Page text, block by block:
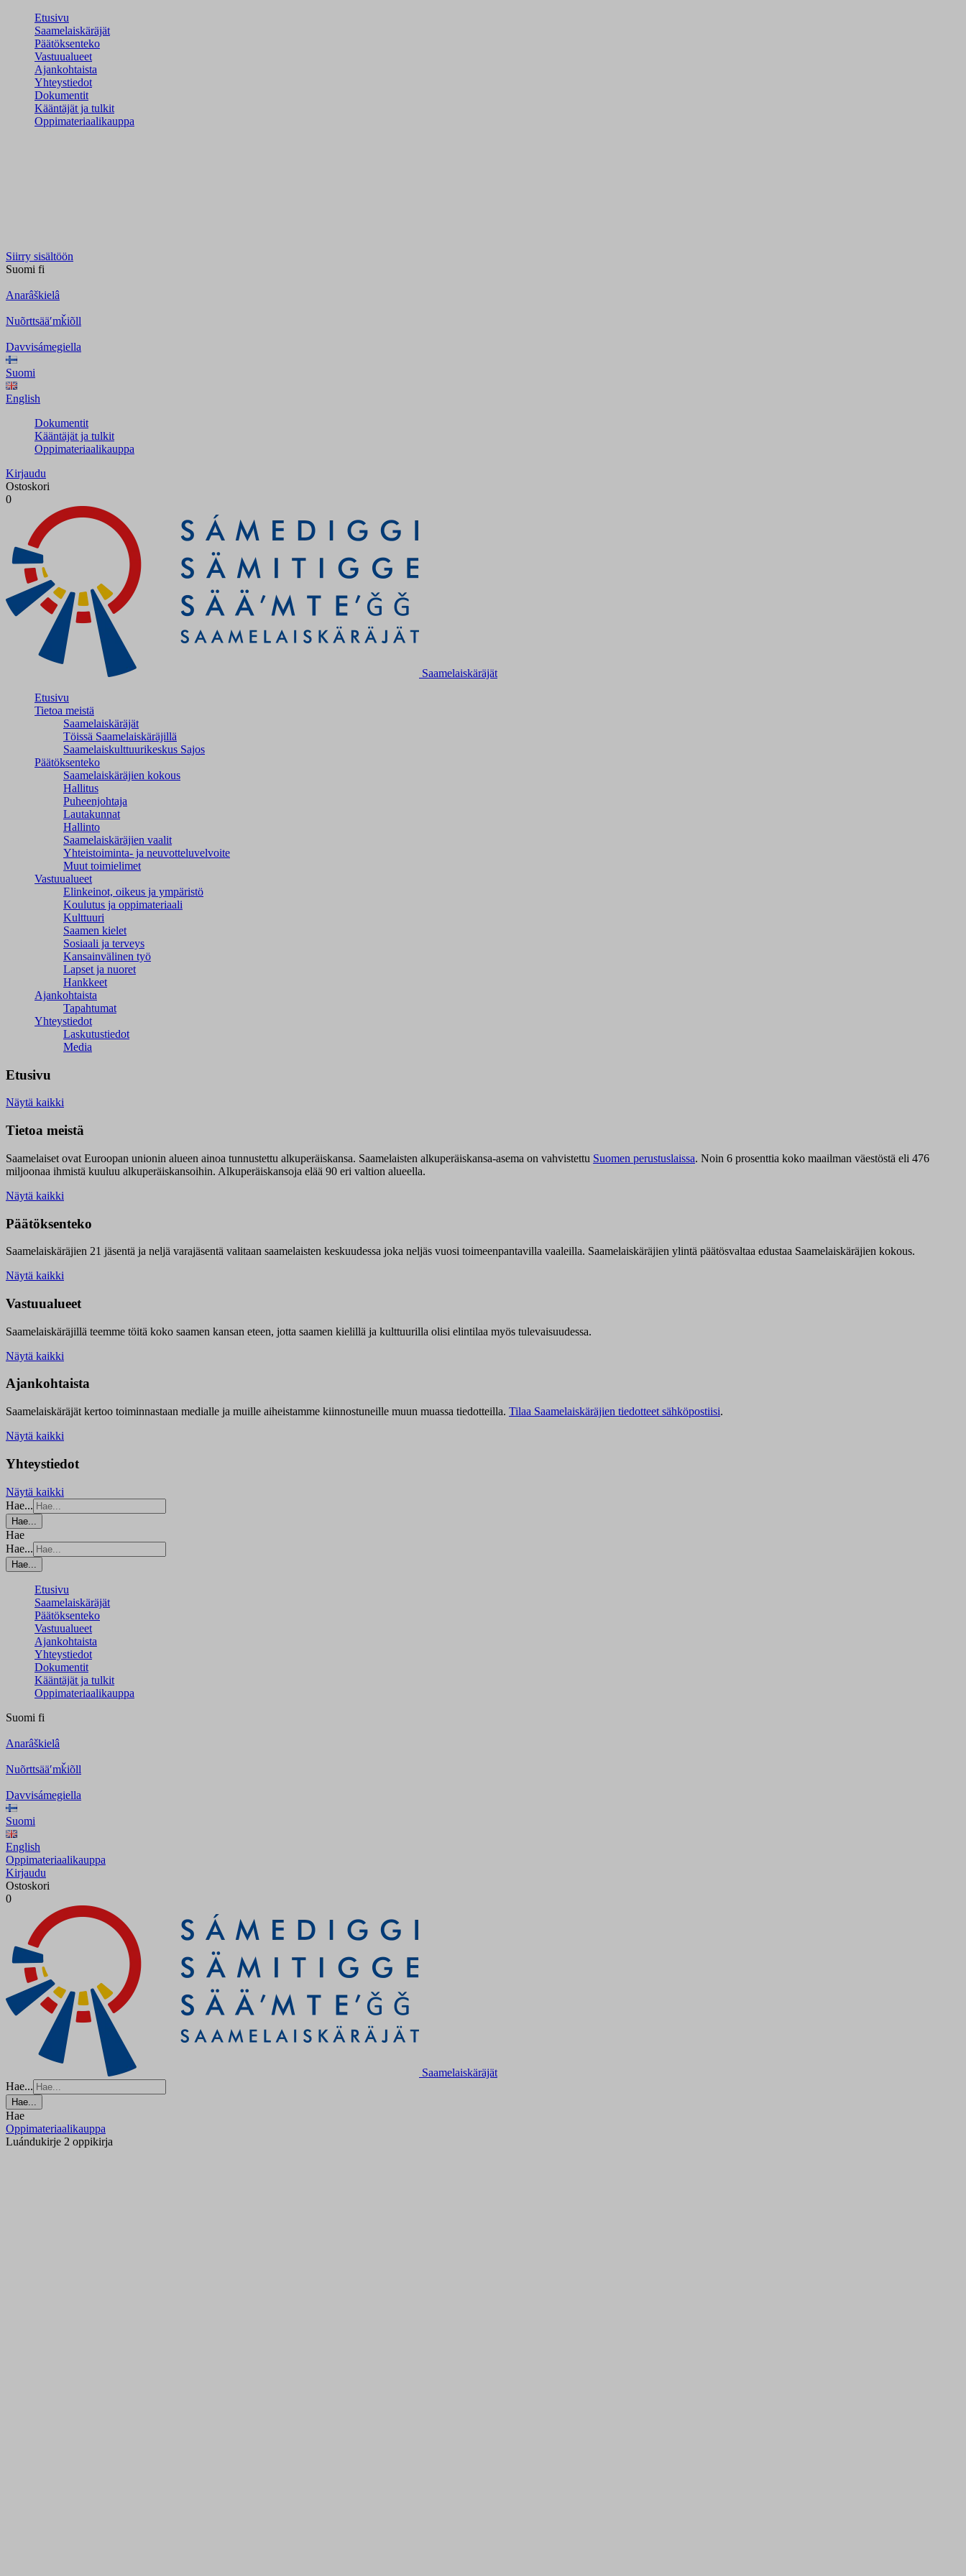
Etusivu
Saamelaiskäräjät
Päätöksenteko
Vastuualueet
Ajankohtaista
Yhteystiedot
Dokumentit
Kääntäjät ja tulkit
Oppimateriaalikauppa
Siirry sisältöön
Suomi fi
Anarâškielâ
Nuõrttsääʹmǩiõll
Davvisámegiella
Suomi
English
Dokumentit
Kääntäjät ja tulkit
Oppimateriaalikauppa
Kirjaudu
Ostoskori
0
Saamelaiskäräjät
Etusivu
Tietoa meistä
Saamelaiskäräjät
Töissä Saamelaiskäräjillä
Saamelaiskulttuuri­keskus Sajos
Päätöksenteko
Saamelaiskäräjien kokous
Hallitus
Puheenjohtaja
Lautakunnat
Hallinto
Saamelaiskäräjien vaalit
Yhteistoiminta- ja neuvotteluvelvoite
Muut toimielimet
Vastuualueet
Elinkeinot, oikeus ja ympäristö
Koulutus ja oppimateriaali
Kulttuuri
Saamen kielet
Sosiaali ja terveys
Kansainvälinen työ
Lapset ja nuoret
Hankkeet
Ajankohtaista
Tapahtumat
Yhteystiedot
Laskutustiedot
Media
Etusivu
Näytä kaikki
Tietoa meistä
Saamelaiset ovat Euroopan unionin alueen ainoa tunnustettu alkuperäiskansa. Saamelaisten alkuperäiskansa-asema on vahvistettu Suomen perustuslaissa. Noin 6 prosenttia koko maailman väestöstä eli 476
miljoonaa ihmistä kuuluu alkuperäiskansoihin. Alkuperäiskansoja elää 90 eri valtion alueella.
Näytä kaikki
Päätöksenteko
Saamelaiskäräjien 21 jäsentä ja neljä varajäsentä valitaan saamelaisten keskuudessa joka neljäs vuosi toimeenpantavilla vaaleilla. Saamelaiskäräjien ylintä päätösvaltaa edustaa Saamelaiskäräjien kokous.
Näytä kaikki
Vastuualueet
Saamelaiskäräjillä teemme töitä koko saamen kansan eteen, jotta saamen kielillä ja kulttuurilla olisi elintilaa myös tulevaisuudessa.
Näytä kaikki
Ajankohtaista
Saamelaiskäräjät kertoo toiminnastaan medialle ja muille aiheistamme kiinnostuneille muun muassa tiedotteilla. Tilaa Saamelaiskäräjien tiedotteet sähköpostiisi.
Näytä kaikki
Yhteystiedot
Näytä kaikki
Hae...
Hae...
Hae
Hae...
Hae...
Etusivu
Saamelaiskäräjät
Päätöksenteko
Vastuualueet
Ajankohtaista
Yhteystiedot
Dokumentit
Kääntäjät ja tulkit
Oppimateriaalikauppa
Suomi fi
Anarâškielâ
Nuõrttsääʹmǩiõll
Davvisámegiella
Suomi
English
Oppimateriaalikauppa
Kirjaudu
Ostoskori
0
Saamelaiskäräjät
Hae...
Hae...
Hae
Oppimateriaalikauppa
Luándukirje 2 oppikirja